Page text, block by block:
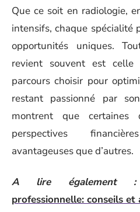
Que ce soit en radiologie,
intensifs, chaque spécialité
opportunités uniques.
revient souvent est
parcours choisir pour
restant passionné par
montrent que certaines
perspectives
avantageuses que d’autres.
A lire également :
professionnelle: conseils